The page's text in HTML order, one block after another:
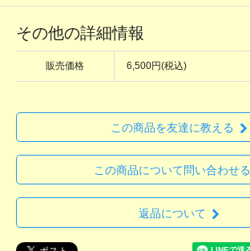
その他の詳細情報
販売価格 6,500円(税込)
この商品を友達に教える
この商品について問い合わせる
返品について